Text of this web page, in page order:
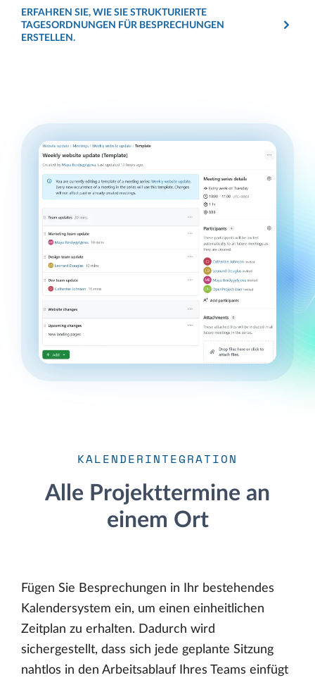
ERFAHREN SIE, WIE SIE STRUKTURIERTE
TAGESORDNUNGEN FÜR BESPRECHUNGEN
ERSTELLEN.
KALENDERINTEGRATION
Alle Projekttermine an
einem Ort
Fügen Sie Besprechungen in Ihr bestehendes
Kalendersystem ein, um einen einheitlichen
Zeitplan zu erhalten. Dadurch wird
sichergestellt, dass sich jede geplante Sitzung
nahtlos in den Arbeitsablauf Ihres Teams einfügt